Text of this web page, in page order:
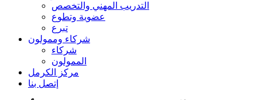
التدريب المهني والتخصص
عضوية وتطوع
تبرع
شركاء وممولون
شركاء
الممولون
مركز الكرمل
إتصل بنا